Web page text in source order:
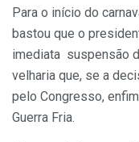
Para o início do
bastou que o
imediata suspensão
velharia que, se a
pelo Congresso,
Guerra Fria.